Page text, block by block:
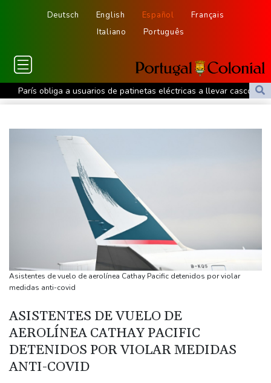
Deutsch English Español
Français
Italiano
Português
París obliga a usuarios de patinetas eléctricas a llevar casco
ante aumento de lesiones
Apple y OpenAI escalan su batalla legal por robo de secretos
Ucrania se despide de un voluntario que dedicó su vida a
rescatar a los muertos
Canadá trata de adaptarse a un futuro de incendios forestales
Ucrania despide a un voluntario que dedicó su vida a rescatar a
Un dron entra en Bulgaria y estalla cerca de un gasoducto en la
frontera con Rumania
Comienza la vendimia en la región francesa de Borgoña, un
nuevo récord de precocidad
Exabogado de Trump confirmado como fiscal general de EEUU
Asistentes de vuelo de aerolínea Cathay Pacific detenidos por violar
medidas anti-covid
ASISTENTES DE VUELO DE
AEROLÍNEA CATHAY PACIFIC
DETENIDOS POR VIOLAR MEDIDAS
ANTI-COVID